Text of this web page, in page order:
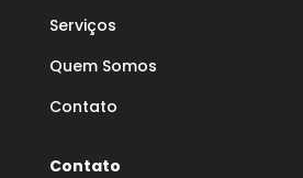
Serviços
Quem Somos
Contato
Contato